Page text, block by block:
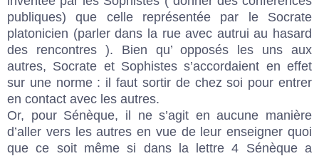
publiques) que celle représentée par le Socrate
platonicien (parler dans la rue avec autrui au hasard
des rencontres ). Bien qu’ opposés les uns aux
autres, Socrate et Sophistes s’accordaient en effet
sur une norme : il faut sortir de chez soi pour entrer
en contact avec les autres.
Or, pour Sénèque, il ne s’agit en aucune manière
d’aller vers les autres en vue de leur enseigner quoi
que ce soit même si dans la lettre 4 Sénèque a